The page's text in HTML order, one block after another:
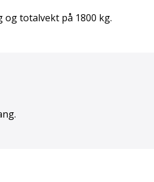
og totalvekt på 1800 kg.